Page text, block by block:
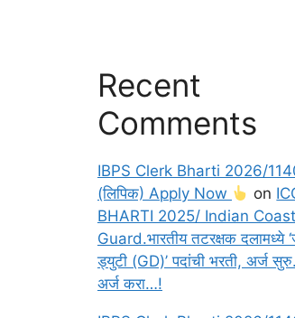
Recent
Comments
IBPS Clerk Bharti 2026/
(लिपिक) Apply Now
on
BHARTI 2025/ Indian Coast
Guard.भारतीय तटरक्षक दलामध्ये
ड्युटी (GD)’ पदांची भरती, अर्ज
अर्ज करा…!